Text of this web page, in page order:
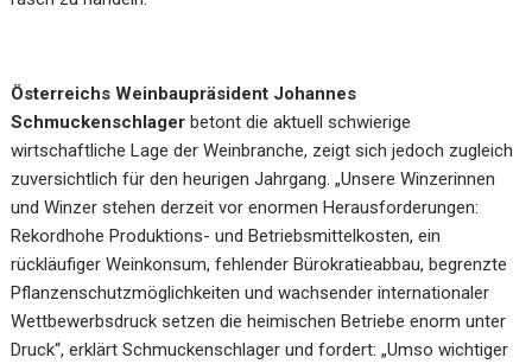
Österreichs Weinbaupräsident Johannes
Schmuckenschlager betont die aktuell schwierige
wirtschaftliche Lage der Weinbranche, zeigt sich jedoch zugleich
zuversichtlich für den heurigen Jahrgang. „Unsere Winzerinnen
und Winzer stehen derzeit vor enormen Herausforderungen:
Rekordhohe Produktions- und Betriebsmittelkosten, ein
rückläufiger Weinkonsum, fehlender Bürokratieabbau, begrenzte
Pflanzenschutzmöglichkeiten und wachsender internationaler
Wettbewerbsdruck setzen die heimischen Betriebe enorm unter
Druck“, erklärt Schmuckenschlager und fordert: „Umso wichtiger